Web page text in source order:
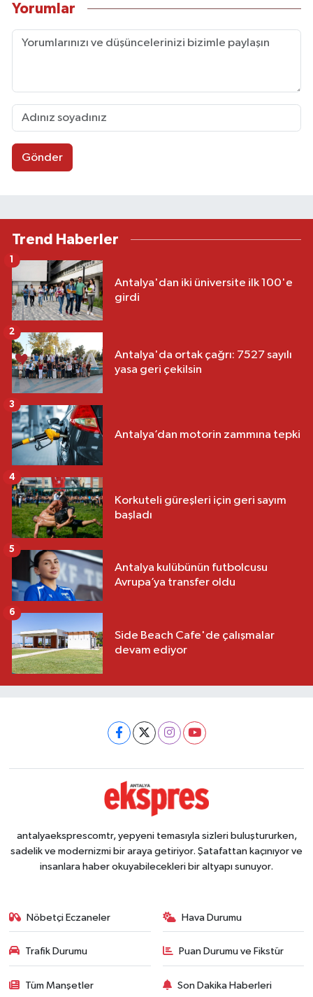
Yorumlar
Gönder
Trend Haberler
Antalya'dan iki üniversite ilk 100'e
girdi
1
Antalya'da ortak çağrı: 7527 sayılı
yasa geri çekilsin
2
Antalya’dan motorin zammına tepki
3
Korkuteli güreşleri için geri sayım
başladı
4
Antalya kulübünün futbolcusu
Avrupa’ya transfer oldu
5
Side Beach Cafe'de çalışmalar
devam ediyor
6
antalyaeksprescomtr, yepyeni temasıyla sizleri buluştururken,
sadelik ve modernizmi bir araya getiriyor. Şatafattan kaçınıyor ve
insanlara haber okuyabilecekleri bir altyapı sunuyor.
Nöbetçi Eczaneler Hava Durumu
Trafik Durumu Puan Durumu ve Fikstür
Tüm Manşetler Son Dakika Haberleri